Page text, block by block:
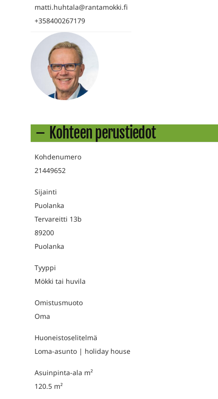
matti.huhtala@rantamokki.fi
+358400267179
Kohteen perustiedot
Kohdenumero
21449652
Sijainti
Puolanka
Tervareitti 13b
89200
Puolanka
Tyyppi
Mökki tai huvila
Omistusmuoto
Oma
Huoneistoselitelmä
Loma-asunto | holiday house
Asuinpinta-ala m²
120.5 m²